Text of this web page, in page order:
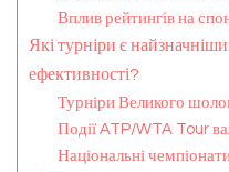
Вплив рейтингів на
Які турніри є
ефективності?
Турніри Великого
Події ATP/WTA Tour
Національні